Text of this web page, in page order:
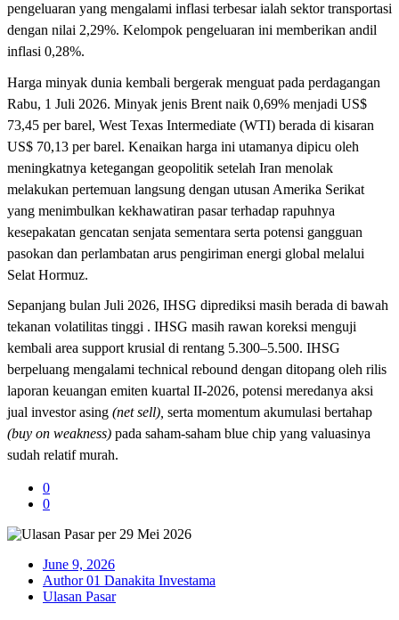
pengeluaran yang mengalami inflasi terbesar ialah sektor transportasi
dengan nilai 2,29%. Kelompok pengeluaran ini memberikan andil
inflasi 0,28%.
Harga minyak dunia kembali bergerak menguat pada perdagangan
Rabu, 1 Juli 2026. Minyak jenis Brent naik 0,69% menjadi US$
73,45 per barel, West Texas Intermediate (WTI) berada di kisaran
US$ 70,13 per barel. Kenaikan harga ini utamanya dipicu oleh
meningkatnya ketegangan geopolitik setelah Iran menolak
melakukan pertemuan langsung dengan utusan Amerika Serikat
yang menimbulkan kekhawatiran pasar terhadap rapuhnya
kesepakatan gencatan senjata sementara serta potensi gangguan
pasokan dan perlambatan arus pengiriman energi global melalui
Selat Hormuz.
Sepanjang bulan Juli 2026, IHSG diprediksi masih berada di bawah
tekanan volatilitas tinggi . IHSG masih rawan koreksi menguji
kembali area support krusial di rentang 5.300–5.500. IHSG
berpeluang mengalami technical rebound dengan ditopang oleh rilis
laporan keuangan emiten kuartal II-2026, potensi meredanya aksi
jual investor asing (net sell), serta momentum akumulasi bertahap
(buy on weakness) pada saham-saham blue chip yang valuasinya
sudah relatif murah.
0
0
June 9, 2026
Author 01 Danakita Investama
Ulasan Pasar